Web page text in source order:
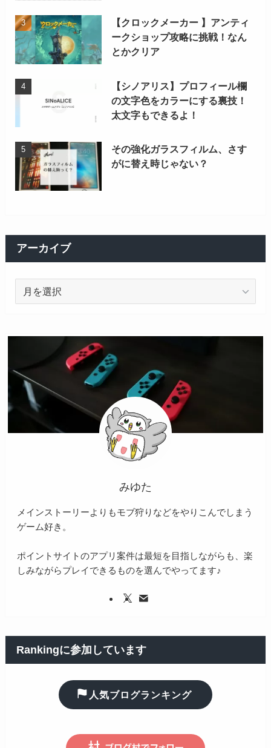
【クロックメーカー 】アンティ
ークショップ攻略に挑戦！なん
とかクリア
【シノアリス】プロフィール欄
の文字色をカラーにする裏技！
太文字もできるよ！
その強化ガラスフィルム、さす
がに替え時じゃない？
アーカイブ
みゆた
メインストーリーよりもモブ狩りなどをやりこんでしまう
ゲーム好き。
ポイントサイトのアプリ案件は最短を目指しながらも、楽
しみながらプレイできるものを選んでやってます♪
Rankingに参加しています
人気ブログランキング